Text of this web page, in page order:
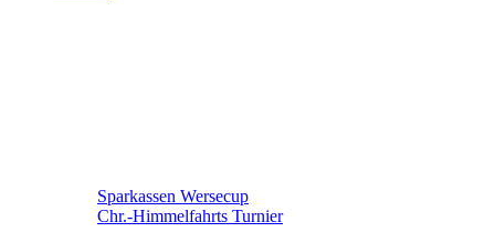
Sparkassen Wersecup
Chr.-Himmelfahrts Turnier